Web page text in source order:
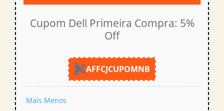
Cupom Dell Primeira Compra: 5%
Off
AFFCJCUPOMNB
Mais Menos